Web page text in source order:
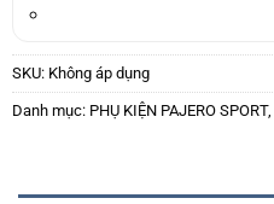
SKU: Không áp dụng
Danh mục: PHỤ KIỆN PAJERO SPORT,